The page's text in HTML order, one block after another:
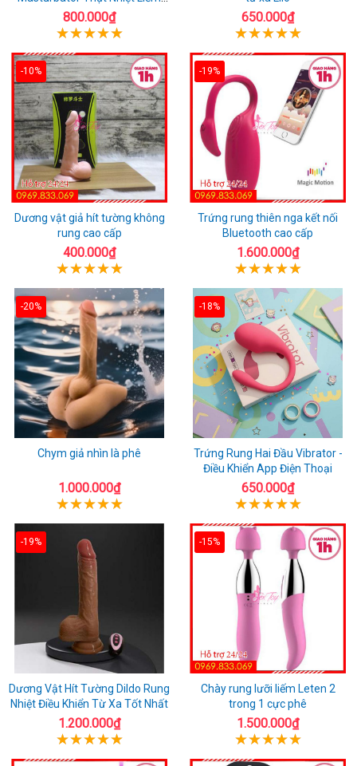
Rung
800.000₫ 650.000₫
-10%
Dương vật giả hít tường không
rung cao cấp
400.000₫
-19%
Trứng rung thiên nga kết nối
Bluetooth cao cấp
1.600.000₫
-20%
Chym giả nhìn là phê
1.000.000₫
-18%
Trứng Rung Hai Đầu Vibrator -
Điều Khiển App Điện Thoại
650.000₫
-19%
Dương Vật Hít Tường Dildo Rung
Nhiệt Điều Khiển Từ Xa Tốt Nhất
1.200.000₫
-15%
Chày rung lưỡi liếm Leten 2
trong 1 cực phê
1.500.000₫